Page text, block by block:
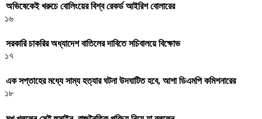
অভিষেকেই খরুচে বোলিংয়ের বিশ্ব রেকর্ড আইরিশ বোলারের
১৬
সরকারি চাকরির অধ্যাদেশ বাতিলের দাবিতে সচিবালয়ে বিক্ষোভ
১৭
এক সপ্তাহের মধ্যে সাম্য হত্যার ঘটনা উদঘাটিত হবে, আশা ডিএমপি কমিশনারের
১৮